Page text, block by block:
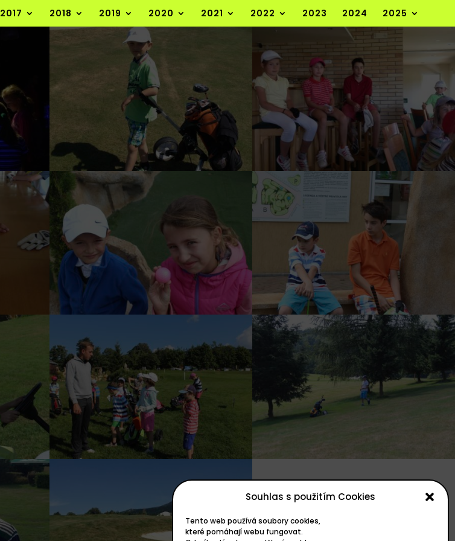
Souhlas s použitím Cookies
Tento web používá soubory cookies,
které pomáhají webu fungovat.
2017 2018 2019 2020 2021 2022 2023 2024 2025